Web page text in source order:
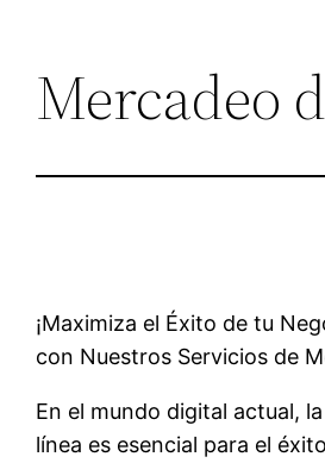
Mercadeo
¡Maximiza el Éxito de tu
con Nuestros Servicios de
En el mundo digital actual,
línea es esencial para el